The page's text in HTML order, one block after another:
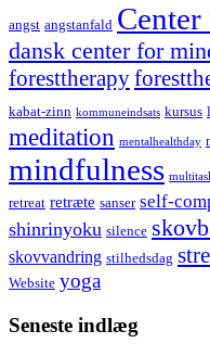
angst angstanfald
dansk center for
foresttherapy
kabat-zinn kommuneindsats kursus
meditation mentalhealthday
mindfulness
retreat retræte sanser self-
shinrinyoku silence
skovvandring stilhedsdag
Website yoga
Seneste indlæg